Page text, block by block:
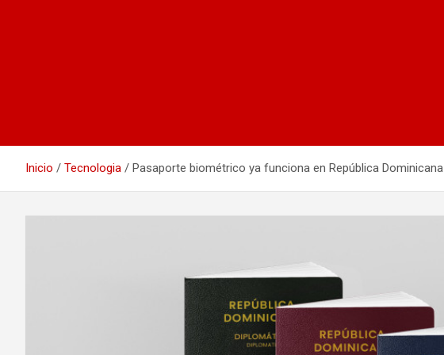
Inicio Tecnologia Pasaporte biométrico ya funciona en República Dominicana